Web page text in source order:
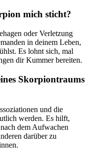
mich sticht?
oder Verletzung
in deinem⁤ Leben,
Es ⁣lohnt sich,⁢ mal
dir Kummer bereiten.
Skorpiontraums
⁤und⁣ die
werden.⁣ Es ‌hilft,
‌dem ‌Aufwachen
darüber ⁣zu